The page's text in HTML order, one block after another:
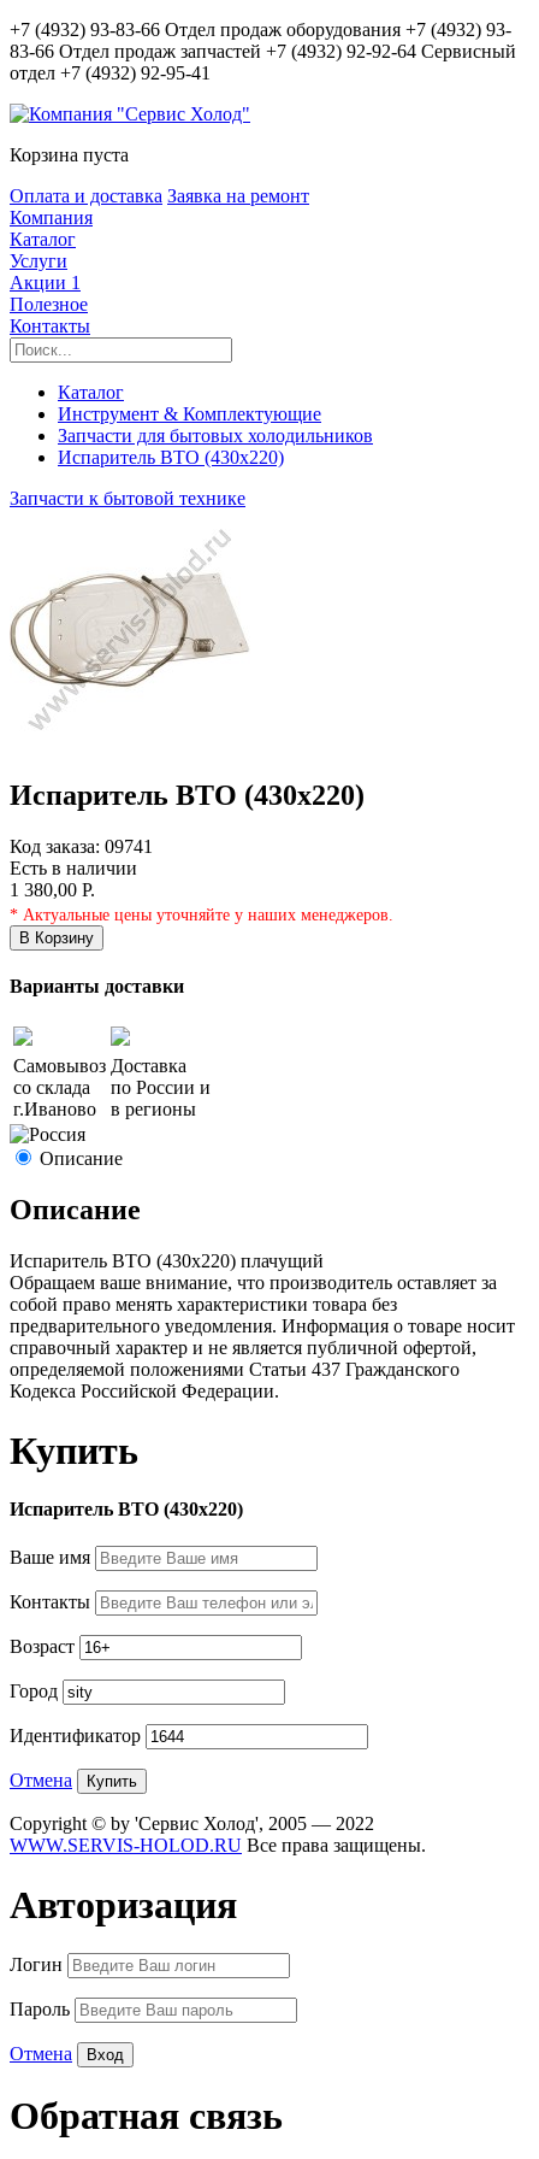
+7 (4932) 93-83-66 Отдел продаж оборудования +7 (4932) 93-
83-66 Отдел продаж запчастей +7 (4932) 92-92-64 Сервисный
отдел +7 (4932) 92-95-41
Корзина пуста
Оплата и доставка Заявка на ремонт
Компания
Каталог
Услуги
Акции 1
Полезное
Контакты
Каталог
Инструмент & Комплектующие
Запчасти для бытовых холодильников
Испаритель ВТО (430х220)
Запчасти к бытовой технике
Испаритель ВТО (430х220)
Код заказа: 09741
Есть в наличии
1 380,00 Р.
* Актуальные цены уточняйте у наших менеджеров.
В Корзину
Варианты доставки
Самовывоз
со склада
г.Иваново
Доставка
по России и
в регионы
Описание
Описание
Испаритель ВТО (430х220) плачущий
Обращаем ваше внимание, что производитель оставляет за
собой право менять характеристики товара без
предварительного уведомления. Информация о товаре носит
справочный характер и не является публичной офертой,
определяемой положениями Статьи 437 Гражданского
Кодекса Российской Федерации.
Купить
Испаритель ВТО (430х220)
Ваше имя
Контакты
Возраст
Город
Идентификатор
Отмена
Copyright © by 'Сервис Холод', 2005 — 2022
WWW.SERVIS-HOLOD.RU Все права защищены.
Авторизация
Логин
Пароль
Отмена
Обратная связь